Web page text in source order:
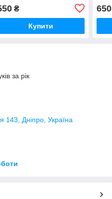
₴
Купити
650
за рік
143, Дніпро, Україна